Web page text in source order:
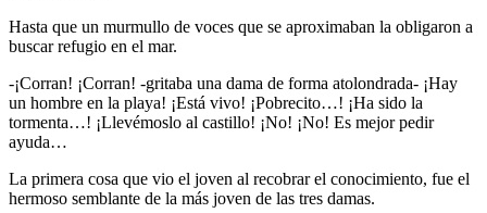
Hasta que un murmullo de voces que se aproximaban la obligaron a
buscar refugio en el mar.
-¡Corran! ¡Corran! -gritaba una dama de forma atolondrada- ¡Hay
un hombre en la playa! ¡Está vivo! ¡Pobrecito…! ¡Ha sido la
tormenta…! ¡Llevémoslo al castillo! ¡No! ¡No! Es mejor pedir
ayuda…
La primera cosa que vio el joven al recobrar el conocimiento, fue el
hermoso semblante de la más joven de las tres damas.